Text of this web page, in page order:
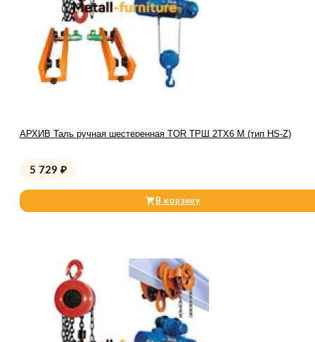
АРХИВ Таль ручная шестеренная TOR ТРШ 2ТХ6 М (тип HS-Z)
5 729 ₽
В корзину